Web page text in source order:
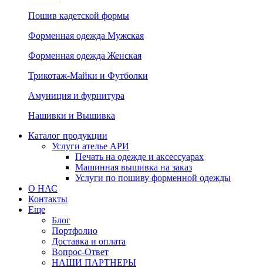
Пошив кадетской формы
Форменная одежда Мужская
Форменная одежда Женская
Трикотаж-Майки и Футболки
Амуниция и фурнитура
Нашивки и Вышивка
Каталог продукции
Услуги ателье АРИ
Печать на одежде и аксессуарах
Машинная вышивка на заказ
Услуги по пошиву форменной одежды
О НАС
Контакты
Еще
Блог
Портфолио
Доставка и оплата
Вопрос-Ответ
НАШИ ПАРТНЕРЫ